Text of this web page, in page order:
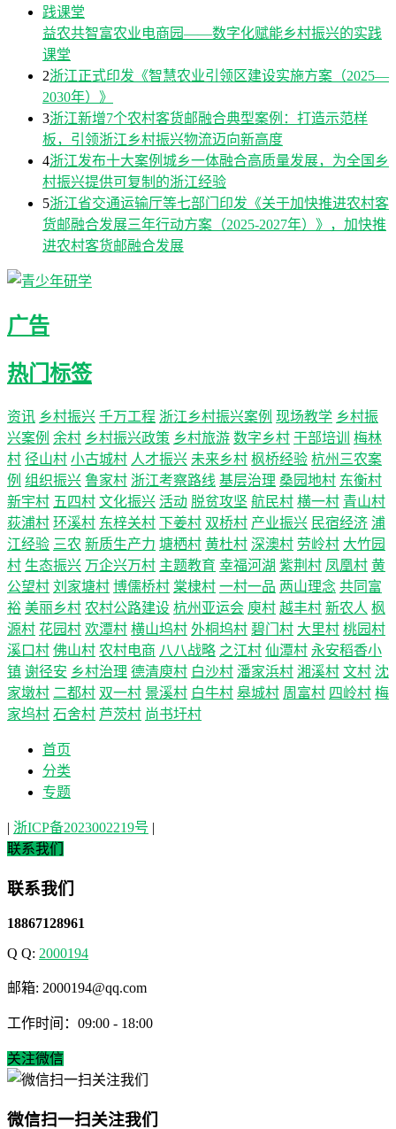
益农共智富农业电商园——数字化赋能乡村振兴的实践
课堂
2浙江正式印发《智慧农业引领区建设实施方案（2025—
2030年）》
3浙江新增7个农村客货邮融合典型案例：打造示范样
板，引领浙江乡村振兴物流迈向新高度
4浙江发布十大案例城乡一体融合高质量发展，为全国乡
村振兴提供可复制的浙江经验
5浙江省交通运输厅等七部门印发《关于加快推进农村客
货邮融合发展三年行动方案（2025-2027年）》，加快推
进农村客货邮融合发展
广告
热门标签
资讯 乡村振兴 千万工程 浙江乡村振兴案例 现场教学 乡村振
兴案例 余村 乡村振兴政策 乡村旅游 数字乡村 干部培训
梅林
村 径山村 小古城村 人才振兴 未来乡村 枫桥经验 杭州三农案
例 组织振兴 鲁家村 浙江考察路线 基层治理 桑园地村 东衡村
新宇村 五四村 文化振兴 活动 脱贫攻坚 航民村 横一村 青山村
荻浦村 环溪村 东梓关村 下姜村 双桥村 产业振兴 民宿经济 浦
江经验 三农 新质生产力 塘栖村 黄杜村 深澳村 劳岭村 大竹园
村 生态振兴 万企兴万村 主题教育 幸福河湖 紫荆村 凤凰村 黄
公望村 刘家塘村 博儒桥村 棠棣村 一村一品 两山理念 共同富
裕 美丽乡村 农村公路建设 杭州亚运会 庾村 越丰村 新农人 枫
源村 花园村 欢潭村 横山坞村 外桐坞村 碧门村 大里村 桃园村
溪口村 佛山村 农村电商 八八战略 之江村 仙潭村 永安稻香小
镇 谢径安 乡村治理 德清庾村 白沙村 潘家浜村 湘溪村 文村 沈
家墩村 二都村 双一村 景溪村 白牛村 皋城村 周富村 四岭村 梅
家坞村 石舍村 芦茨村 尚书圩村
首页
分类
专题
| 浙ICP备2023002219号 |
联系我们
联系我们
18867128961
Q Q: 2000194
邮箱: 2000194@qq.com
工作时间：09:00 - 18:00
关注微信
微信扫一扫关注我们